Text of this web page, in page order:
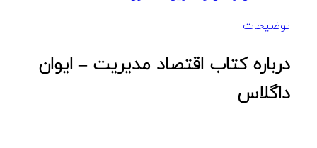
توضیحات
درباره کتاب اقتصاد مدیریت – ایوان
داگلاس